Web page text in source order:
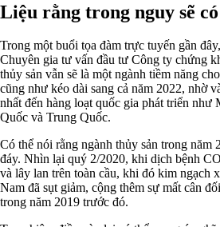
Liệu rằng trong nguy sẽ
Trong một buổi tọa đàm trực tuyến gần
Chuyên gia tư vấn đầu tư Công ty chứng
thủy sản vẫn sẽ là một ngành tiềm năng
cũng như kéo dài sang cả năm 2022, nhờ
nhất đến hàng loạt quốc gia phát triển
Quốc và Trung Quốc.
Có thể nói rằng ngành thủy sản trong năm
đáy. Nhìn lại quý 2/2020, khi dịch bệnh
và lây lan trên toàn cầu, khi đó kim ngạch
Nam đã sụt giảm, cộng thêm sự mất cân
trong năm 2019 trước đó.